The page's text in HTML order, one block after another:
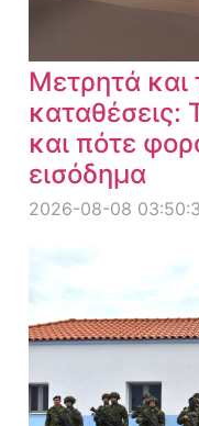
Μετρητά και
καταθέσεις:
και πότε
εισόδημα
2026-08-08